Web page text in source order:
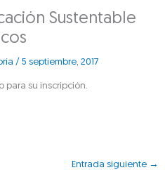
Sustentable
/5 septiembre, 2017
para su inscripción.
Entrada siguiente →